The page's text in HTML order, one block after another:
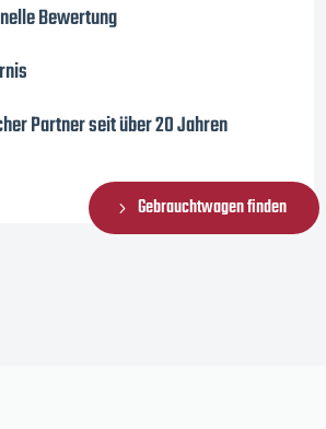
Bewertung
Partner seit über 20 Jahren
Gebrauchtwagen finden